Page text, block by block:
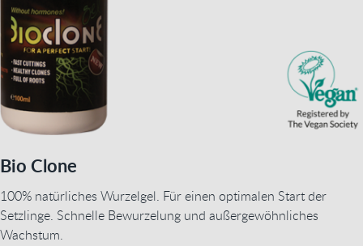
Bio Clone
100% natürliches Wurzelgel. Für einen optimalen Start der
Setzlinge. Schnelle Bewurzelung und außergewöhnliches
Wachstum.